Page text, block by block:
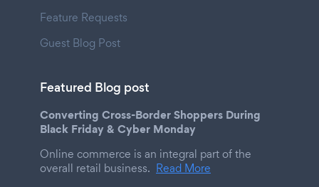
Feature Requests
Guest Blog Post
Featured Blog post
Converting Cross-Border Shoppers During
Black Friday & Cyber Monday
Online commerce is an integral part of the
overall retail business. Read More